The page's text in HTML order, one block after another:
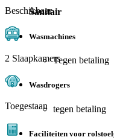
Sanitair
Wasmachines
Tegen betaling
Wasdrogers
tegen betaling
Faciliteiten voor
Beschikbaar
2 Slaapkamers
Toegestaan